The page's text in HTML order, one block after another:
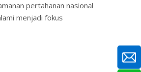
pertahanan nasional
menjadi fokus